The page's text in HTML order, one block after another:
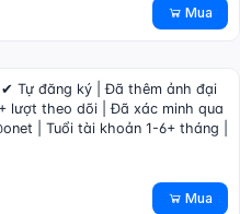
Mua
Tự đăng ký | Đã thêm ảnh đại
lượt theo dõi | Đã xác minh qua
| Tuổi tài khoản 1-6+ tháng |
Mua